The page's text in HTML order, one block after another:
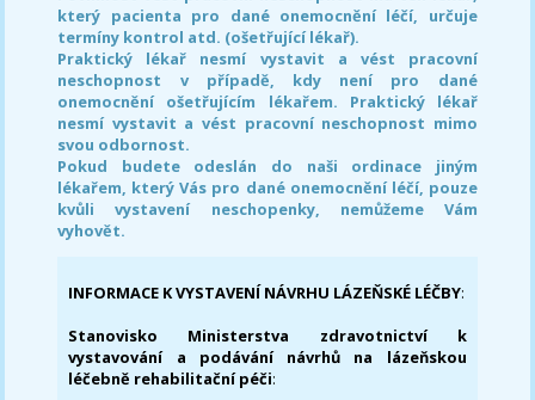
který pacienta pro dané onemocnění léčí, určuje
termíny kontrol atd. (ošetřující lékař).
Praktický lékař nesmí vystavit a vést pracovní
neschopnost v případě, kdy není pro dané
onemocnění ošetřujícím lékařem. Praktický lékař
nesmí vystavit a vést pracovní neschopnost mimo
svou odbornost.
Pokud budete odeslán do naši ordinace jiným
lékařem, který Vás pro dané onemocnění léčí, pouze
kvůli vystavení neschopenky, nemůžeme Vám
vyhovět.
INFORMACE K VYSTAVENÍ NÁVRHU LÁZEŇSKÉ LÉČBY:
Stanovisko Ministerstva zdravotnictví k
vystavování a podávání návrhů na lázeňskou
léčebně rehabilitační péči: